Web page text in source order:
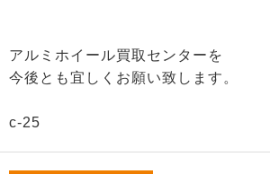
アルミホイール買取センターを
今後とも宜しくお願い致します。
c-25